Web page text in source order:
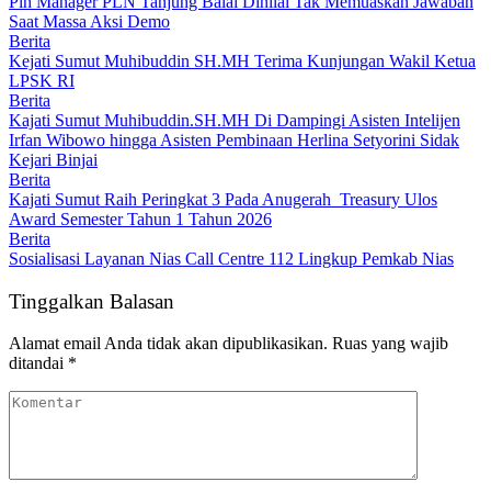
Saat Massa Aksi Demo
Berita
Kejati Sumut Muhibuddin SH.MH Terima Kunjungan Wakil Ketua
LPSK RI
Berita
Kajati Sumut Muhibuddin.SH.MH Di Dampingi Asisten Intelijen
Irfan Wibowo hingga Asisten Pembinaan Herlina Setyorini Sidak
Kejari Binjai
Berita
Kajati Sumut Raih Peringkat 3 Pada Anugerah Treasury Ulos
Award Semester Tahun 1 Tahun 2026
Berita
Sosialisasi Layanan Nias Call Centre 112 Lingkup Pemkab Nias
Tinggalkan Balasan
Alamat email Anda tidak akan dipublikasikan. Ruas yang wajib
ditandai *